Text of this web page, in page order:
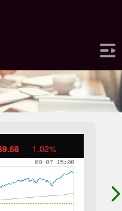
1.02%